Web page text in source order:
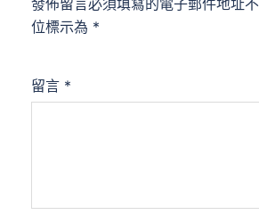
發佈留言必須填寫的電子郵件地址
位標示為 *
留言 *